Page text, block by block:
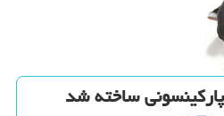
ساخته شد